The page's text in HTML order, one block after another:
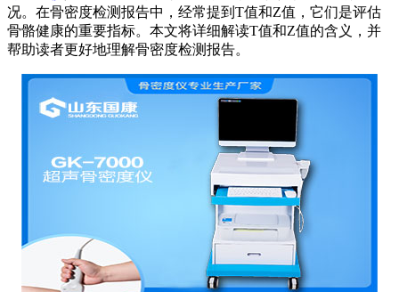
况。在骨密度检测报告中，经常提到T值和Z值，它们是评估
骨骼健康的重要指标。本文将详细解读T值和Z值的含义，并
帮助读者更好地理解骨密度检测报告。